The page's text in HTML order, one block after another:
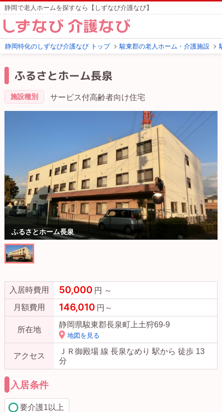
静岡で老人ホームを探すなら【しずなび介護なび】
静岡特化のしずなび介護なび トップ 駿東郡の老人ホーム・介護施設
ふるさとホーム長泉
施設種別 サービス付高齢者向け住宅
ふるさとホーム長泉
入居時費用 50,000 円 ～
月額費用
146,010 円～
所在地
静岡県駿東郡長泉町上土狩69-9
地図を見る
アクセス
ＪＲ御殿場 線 長泉なめり 駅から 徒歩 13
分
入居条件
要介護1以上